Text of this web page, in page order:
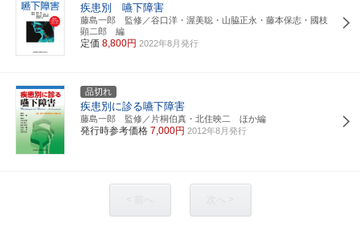
疾患別 嚥下障害
藤島一郎 監修／谷口洋・渥美聡・山脇正永・藤本保志・國枝
顕二郎 編
定価 8,800円 2022年8月発行
品切れ
疾患別に診る嚥下障害
藤島一郎 監修／片桐伯真・北住映二 ほか編
発行時参考価格 7,000円 2012年8月発行